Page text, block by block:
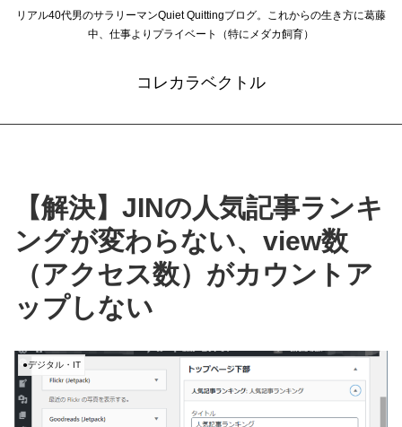
リアル40代男のサラリーマンQuiet Quittingブログ。これからの生き方に葛藤
中、仕事よりプライベート（特にメダカ飼育）
コレカラベクトル
【解決】JINの人気記事ランキ
ングが変わらない、view数
（アクセス数）がカウントア
ップしない
●デジタル・IT